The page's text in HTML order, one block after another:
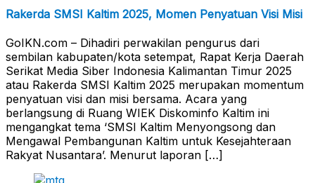
Rakerda SMSI Kaltim 2025, Momen Penyatuan Visi Misi
GoIKN.com – Dihadiri perwakilan pengurus dari
sembilan kabupaten/kota setempat, Rapat Kerja Daerah
Serikat Media Siber Indonesia Kalimantan Timur 2025
atau Rakerda SMSI Kaltim 2025 merupakan momentum
penyatuan visi dan misi bersama. Acara yang
berlangsung di Ruang WIEK Diskominfo Kaltim ini
mengangkat tema ‘SMSI Kaltim Menyongsong dan
Mengawal Pembangunan Kaltim untuk Kesejahteraan
Rakyat Nusantara’. Menurut laporan […]